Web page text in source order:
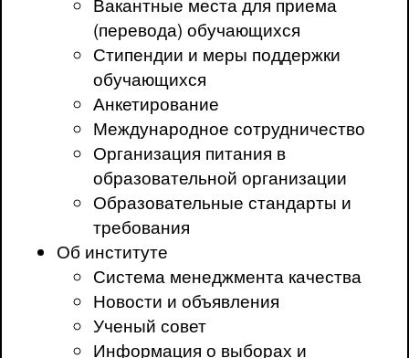
(перевода) обучающихся
Стипендии и меры поддержки
обучающихся
Анкетирование
Международное сотрудничество
Организация питания в
образовательной организации
Образовательные стандарты и
требования
Об институте
Система менеджмента качества
Новости и объявления
Ученый совет
Информация о выборах и